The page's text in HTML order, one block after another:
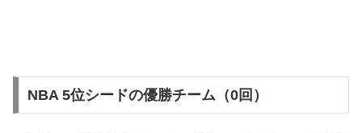
NBA 5位シードの優勝チーム（0回）